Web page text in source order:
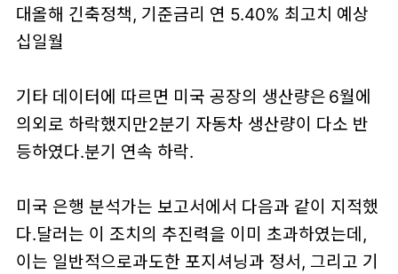
대올해 긴축정책, 기준금리 연 5.40% 최고치 예상
십일월
기타 데이터에 따르면 미국 공장의 생산량은 6월에
의외로 하락했지만2분기 자동차 생산량이 다소 반
등하였다.분기 연속 하락.
미국 은행 분석가는 보고서에서 다음과 같이 지적했
다.달러는 이 조치의 추진력을 이미 초과하였는데,
이는 일반적으로과도한 포지셔닝과 정서, 그리고 기